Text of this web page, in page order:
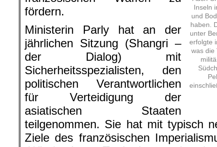
Inseln
und
haben.
unter
erfolgte
was die
fördern.
Ministerin Parly hat an der
jährlichen Sitzung (Shangri –
der Dialog) mit
Sicherheitsspezialisten, den
politischen Verantwortlichen
für Verteidigung der
asiatischen Staaten
teilgenommen. Sie hat mit typisch
Ziele des französischen